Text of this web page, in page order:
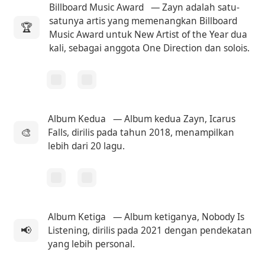
🏆
Billboard Music Award — Zayn adalah satu-
satunya artis yang memenangkan Billboard
Music Award untuk New Artist of the Year dua
kali, sebagai anggota One Direction dan solois.
🎨
Album Kedua
— Album kedua Zayn, Icarus
Falls, dirilis pada tahun 2018, menampilkan
lebih dari 20 lagu.
📢
Album Ketiga
— Album ketiganya, Nobody Is
Listening, dirilis pada 2021 dengan pendekatan
yang lebih personal.